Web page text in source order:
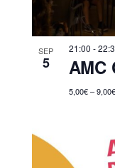
SEP
5
21:00 -
AMC
5,00€ – 9,00€